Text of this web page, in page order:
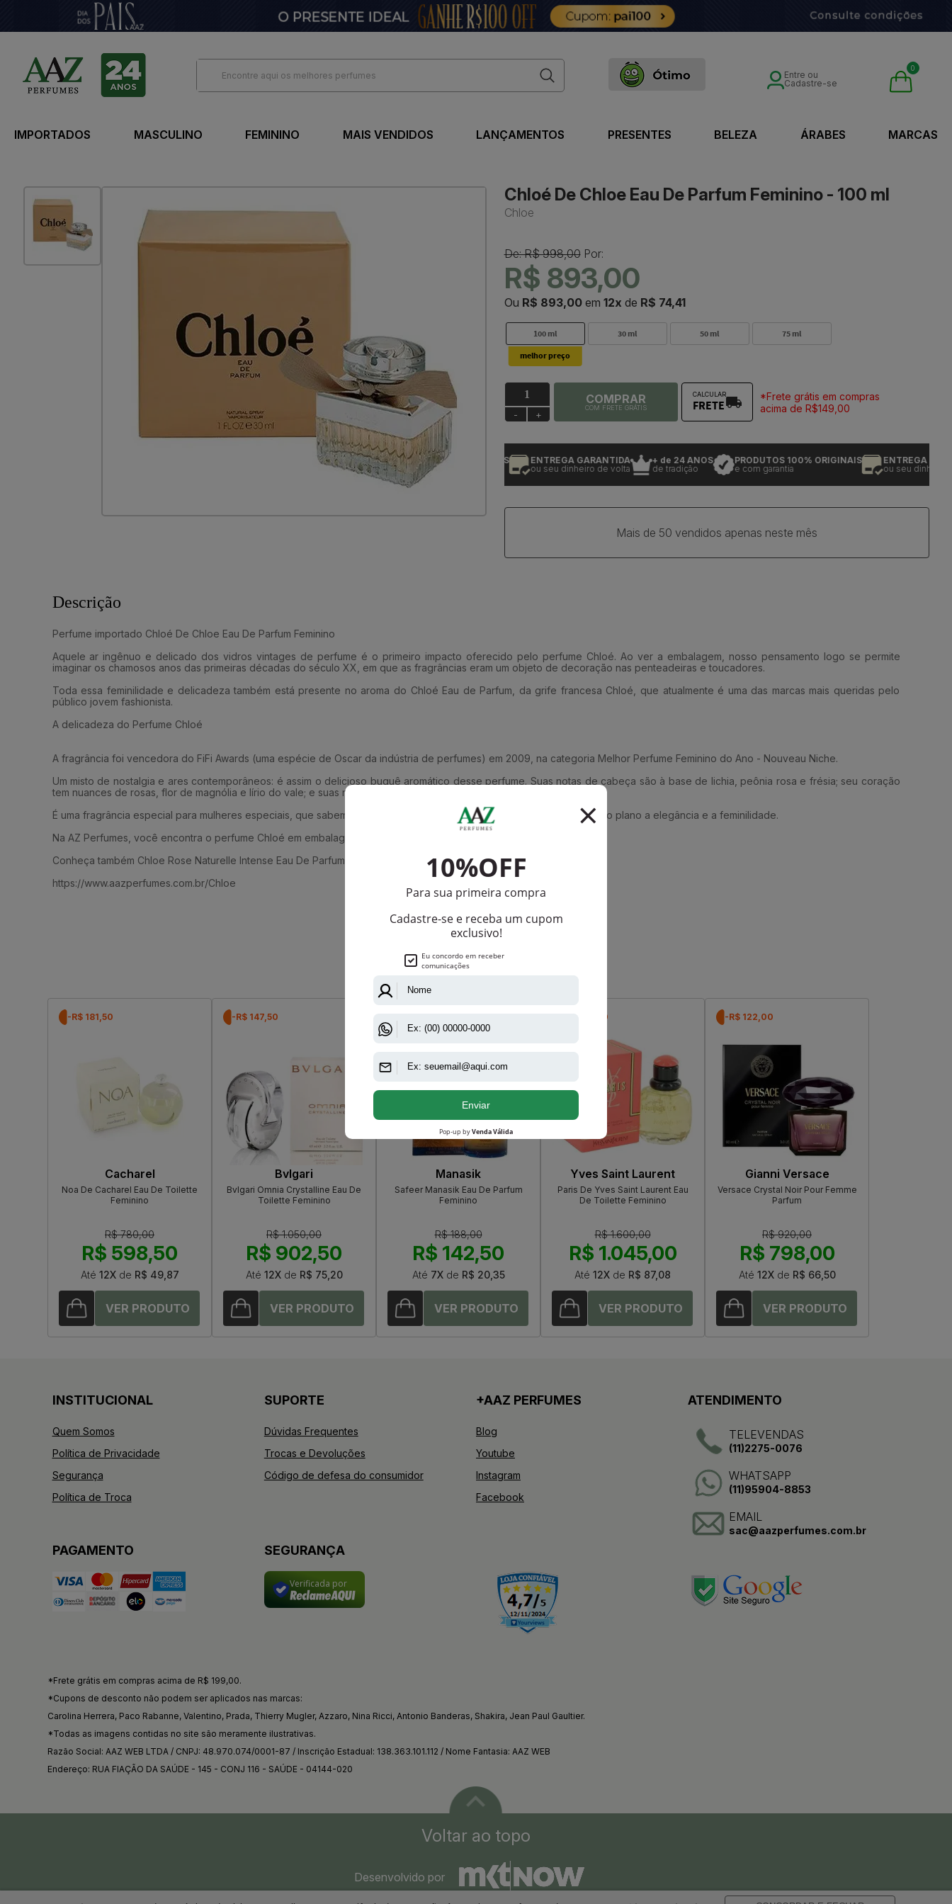
Entre ou
Cadastre-se
0
IMPORTADOS MASCULINO FEMININO MAIS VENDIDOS LANÇAMENTOS PRESENTES BELEZA ÁRABES MARCAS
Chloé De Chloe Eau De Parfum Feminino - 100 ml
Chloe
De: R$ 998,00Por:
R$ 893,00
Ou R$ 893,00em 12x de R$ 74,41
100 ml 30 ml 50 ml 75 ml
- +
COMPRAR
COM FRETE GRÁTIS
CALCULAR
FRETE
*Frete grátis em compras
acima de R$149,00
PRODUTOS 100% ORIGINAIS
e com garantia
ENTREGA GARANTIDA
ou seu dinheiro de volta
+ de 24 ANOS
de tradição
PRODUTOS 100% ORIGINAIS
e com garantia
ENTREGA
ou seu dinheiro de
Mais de 50 vendidos apenas neste mês
Descrição
Perfume importado Chloé De Chloe Eau De Parfum Feminino
Aquele ar ingênuo e delicado dos vidros vintages de perfume é o primeiro impacto oferecido pelo perfume Chloé. Ao ver a embalagem, nosso pensamento logo se permite
imaginar os chamosos anos das primeiras décadas do século XX, em que as fragrâncias eram um objeto de decoração nas penteadeiras e toucadores.
Toda essa feminilidade e delicadeza também está presente no aroma do Chloé Eau de Parfum, da grife francesa Chloé, que atualmente é uma das marcas mais queridas pelo
público jovem fashionista.
A delicadeza do Perfume Chloé
A fragrância foi vencedora do FiFi Awards (uma espécie de Oscar da indústria de perfumes) em 2009, na categoria Melhor Perfume Feminino do Ano - Nouveau Niche.
Um misto de nostalgia e ares contemporâneos: é assim o delicioso buquê aromático desse perfume. Suas notas de cabeça são à base de lichia, peônia rosa e frésia; seu coração
tem nuances de rosas, flor de magnólia e lírio do vale; e suas notas de base são de cedro, âmbar e mel.
É uma fragrância especial para mulheres especiais, que sabem o poder que possuem sem precisar deixar em segundo plano a elegância e a feminilidade.
Na AZ Perfumes, você encontra o perfume Chloé em embalagens de 30 ml ,50 ml e 75 ml.
Conheça também Chloe Rose Naturelle Intense Eau De Parfum Feminino
https://www.aazperfumes.com.br/Chloe
Que viu, viu também
-R$ 181,50
Cacharel
Noa De Cacharel Eau De Toilette
Feminino
R$ 780,00
R$ 598,50
Até 12Xde R$ 49,87
-R$ 147,50
Bvlgari
Bvlgari Omnia Crystalline Eau De
Toilette Feminino
R$ 1.050,00
R$ 902,50
Até 12Xde R$ 75,20
Manasik
Safeer Manasik Eau De Parfum
Feminino
R$ 188,00
R$ 142,50
Até 7Xde R$ 20,35
-R$ 555,00
Yves Saint Laurent
Paris De Yves Saint Laurent Eau
De Toilette Feminino
R$ 1.600,00
R$ 1.045,00
Até 12X de R$ 87,08
-R$ 122,00
Gianni Versace
Versace Crystal Noir Pour Femme
Parfum
R$ 920,00
R$ 798,00
Até 12Xde R$ 66,50
INSTITUCIONAL
Quem Somos
Política de Privacidade
Segurança
Política de Troca
SUPORTE
Dúvidas Frequentes
Trocas e Devoluções
Código de defesa do consumidor
+AAZ PERFUMES
Blog
Youtube
Instagram
Facebook
ATENDIMENTO
TELEVENDAS
(11)2275-0076
WHATSAPP
(11)95904-8853
EMAIL
sac@aazperfumes.com.br
PAGAMENTO SEGURANÇA
Verificada por
*Frete grátis em compras acima de R$ 199,00.
*Cupons de desconto não podem ser aplicados nas marcas:
Carolina Herrera, Paco Rabanne, Valentino, Prada, Thierry Mugler, Azzaro, Nina Ricci, Antonio Banderas, Shakira, Jean Paul Gaultier.
*Todas as imagens contidas no site são meramente ilustrativas.
Razão Social: AAZ WEB LTDA / CNPJ: 48.970.074/0001-87 / Inscrição Estadual: 138.363.101.112 / Nome Fantasia: AAZ WEB
Endereço: RUA FIAÇÃO DA SAÚDE - 145 - CONJ 116 - SAÚDE - 04144-020
Voltar ao topo
Desenvolvido por